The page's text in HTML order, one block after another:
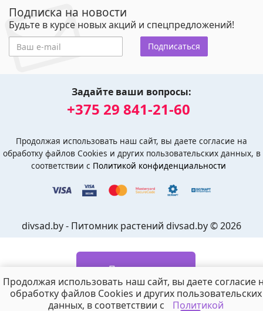
Подписаться
Отправим СМС и письмо, когда будет в продаже
Подписка на новости
Будьте в курсе новых акций и спецпредложений!
Подписаться
Задайте ваши вопросы:
+375 29 841-21-60
Продолжая использовать наш сайт, вы даете согласие на
обработку файлов Cookies и других пользовательских данных, в
соответствии с Политикой конфиденциальности
divsad.by - Питомник растений divsad.by © 2026
Продолжая использовать наш сайт, вы даете согласие
обработку файлов Cookies и других пользовательских
данных, в соответствии с
Политикой